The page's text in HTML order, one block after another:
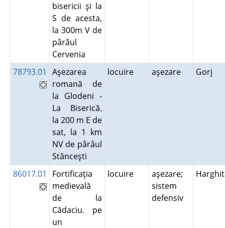
bisericii şi la
S de acesta,
la 300m V de
pârâul
Cervenia
78793.01
Aşezarea
romană de
la Glodeni -
La Biserică.
la 200 m E de
sat, la 1 km
NV de pârâul
Stănceşti
locuire aşezare Gorj
86017.01
Fortificaţia
medievală
de la
Cădaciu. pe
un
locuire
aşezare;
sistem
defensiv